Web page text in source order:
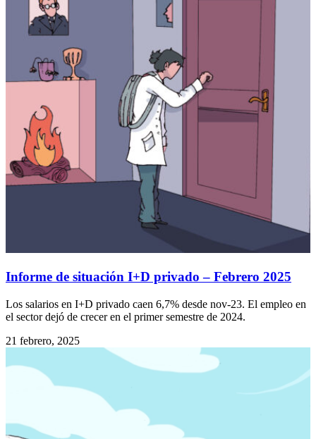
Informe de situación I+D privado – Febrero 2025
Los salarios en I+D privado caen 6,7% desde nov-23. El empleo en
el sector dejó de crecer en el primer semestre de 2024.
21 febrero, 2025